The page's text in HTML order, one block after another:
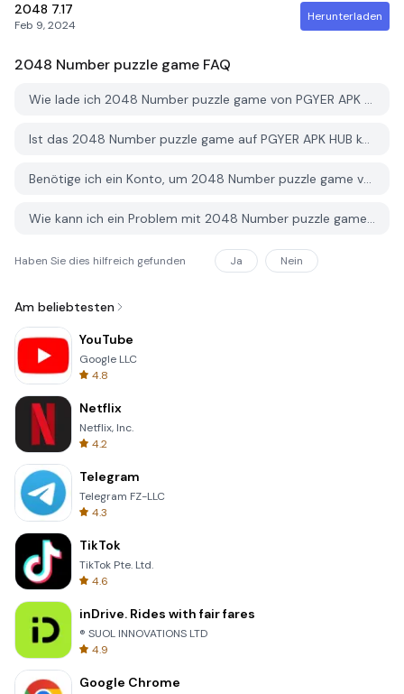
2048 7.17
Feb 9, 2024
Herunterladen
2048 Number puzzle game FAQ
Wie lade ich 2048 Number puzzle game von PGYER APK HUB herunter?
Ist das 2048 Number puzzle game auf PGYER APK HUB kostenlos zum Download?
Benötige ich ein Konto, um 2048 Number puzzle game von PGYER APK HUB herunterzuladen?
Wie kann ich ein Problem mit 2048 Number puzzle game auf PGYER APK HUB melden?
Haben Sie dies hilfreich gefunden Ja Nein
Am beliebtesten
YouTube
Google LLC
4.8
Netflix
Netflix, Inc.
4.2
Telegram
Telegram FZ-LLC
4.3
TikTok
TikTok Pte. Ltd.
4.6
inDrive. Rides with fair fares
® SUOL INNOVATIONS LTD
4.9
Google Chrome